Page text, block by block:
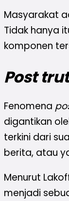
Masyarakat
Tidak hanya
komponen
Post
Fenomena
digantikan
terkini dari
berita, atau
Menurut
menjadi